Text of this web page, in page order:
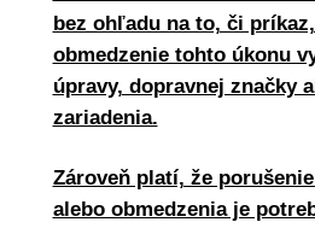
bez ohľadu na to, či
obmedzenie tohto úkonu
úpravy, dopravnej značky
zariadenia.
Zároveň platí, že
alebo obmedzenia je